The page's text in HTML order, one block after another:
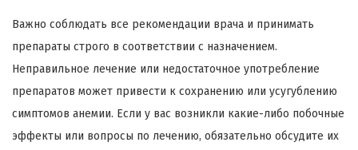
Важно соблюдать все рекомендации врача и принимать
препараты строго в соответствии с назначением.
Неправильное лечение или недостаточное употребление
препаратов может привести к сохранению или усугублению
симптомов анемии. Если у вас возникли какие-либо побочные
эффекты или вопросы по лечению, обязательно обсудите их